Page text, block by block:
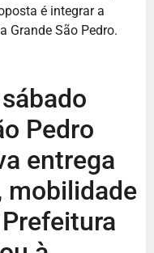
é integrar a
Grande São Pedro.
Pedro
entrega
mobilidade